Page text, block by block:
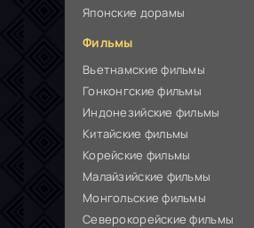
Японские дорамы
Фильмы
Вьетнамские фильмы
Гонконгские фильмы
Индонезийские фильмы
Китайские фильмы
Корейские фильмы
Малайзийские фильмы
Монгольские фильмы
Северокорейские фильмы